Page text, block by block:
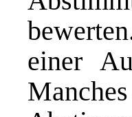
einer